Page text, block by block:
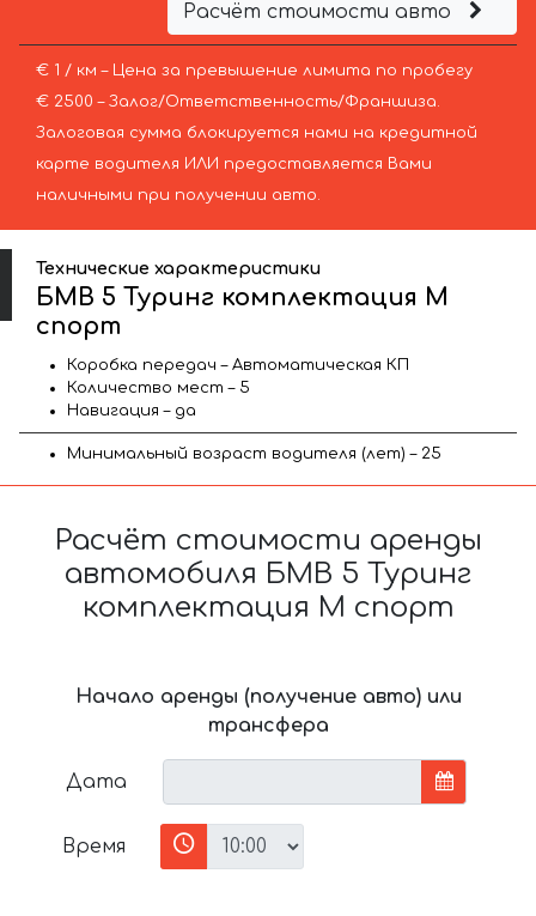
Расчёт стоимости авто
€ 1 / км – Цена за превышение лимита по пробегу
€ 2500 – Залог/Ответственность/Франшиза.
Залоговая сумма блокируется нами на кредитной
карте водителя ИЛИ предоставляется Вами
наличными при получении авто.
Технические характеристики
БМВ 5 Туринг комплектация М
спорт
Коробка передач – Автоматическая КП
Количество мест – 5
Навигация – да
Минимальный возраст водителя (лет) – 25
Расчёт стоимости аренды
автомобиля БМВ 5 Туринг
комплектация М спорт
Начало аренды (получение авто) или
трансфера
Дата
Время